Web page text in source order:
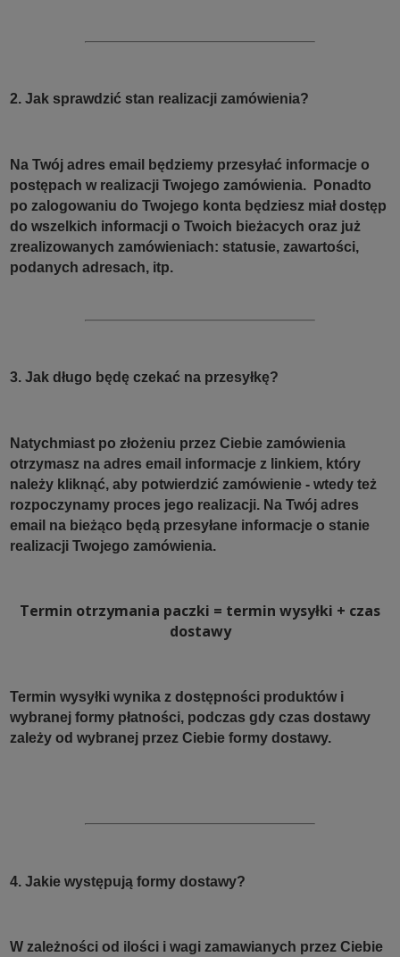
2. Jak sprawdzić stan realizacji zamówienia?
Na Twój adres email będziemy przesyłać informacje o
postępach w realizacji Twojego zamówienia. Ponadto
po zalogowaniu do Twojego konta będziesz miał dostęp
do wszelkich informacji o Twoich bieżacych oraz już
zrealizowanych zamówieniach: statusie, zawartości,
podanych adresach, itp.
3. Jak długo będę czekać na przesyłkę?
Natychmiast po złożeniu przez Ciebie zamówienia
otrzymasz na adres email informacje z linkiem, który
należy kliknąć, aby potwierdzić zamówienie - wtedy też
rozpoczynamy proces jego realizacji. Na Twój adres
email na bieżąco będą przesyłane informacje o stanie
realizacji Twojego zamówienia.
Termin otrzymania paczki = termin wysyłki + czas
dostawy
Termin wysyłki wynika z dostępności produktów i
wybranej formy płatności, podczas gdy czas dostawy
zależy od wybranej przez Ciebie formy dostawy.
4. Jakie występują formy dostawy?
W zależności od ilości i wagi zamawianych przez Ciebie